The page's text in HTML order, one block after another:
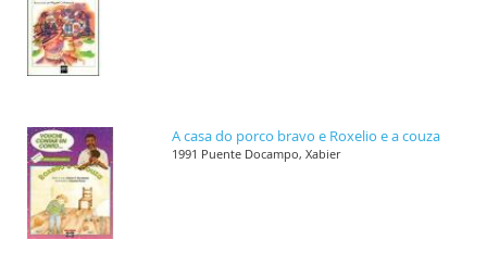
A casa do porco bravo e Roxelio e a couza
1991 Puente Docampo, Xabier